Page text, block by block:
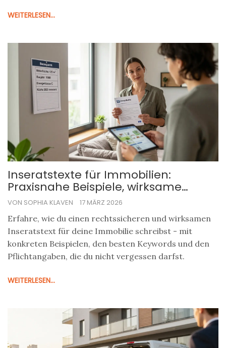
WEITERLESEN...
Inseratstexte für Immobilien:
Praxisnahe Beispiele, wirksame
Keywords und rechtssichere
VON SOPHIA KLAVEN 17 MÄRZ 2026
Erfahre, wie du einen rechtssicheren und wirksamen
Inseratstext für deine Immobilie schreibst - mit
konkreten Beispielen, den besten Keywords und den
Pflichtangaben, die du nicht vergessen darfst.
WEITERLESEN...